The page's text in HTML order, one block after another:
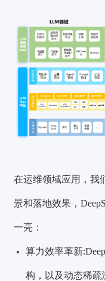
在运维领域应用，我
景和落地效果，
一亮：
算力效率革新
构，以及动态稀疏